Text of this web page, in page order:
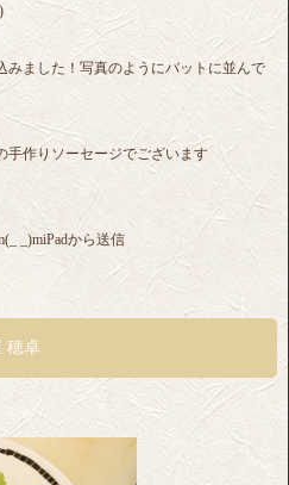
みました！写真のようにバットに並んで
手作りソーセージでございます
_)miPadから送信
穂卓